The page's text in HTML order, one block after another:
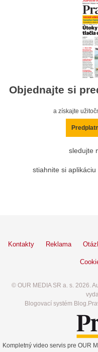
Objednajte si
a získajte
sledujte
stiahnite si
Kontakty Reklama
© OUR MEDIA SR a. s. 2026.
Blogovací systém
Kompletný video servis pre OUR